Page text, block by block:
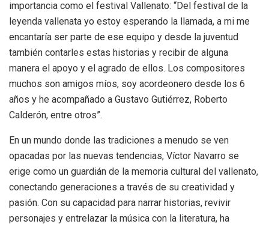
importancia como el festival Vallenato: “Del festival de la
leyenda vallenata yo estoy esperando la llamada, a mi me
encantaría ser parte de ese equipo y desde la juventud
también contarles estas historias y recibir de alguna
manera el apoyo y el agrado de ellos. Los compositores
muchos son amigos míos, soy acordeonero desde los 6
años y he acompañado a Gustavo Gutiérrez, Roberto
Calderón, entre otros”.
En un mundo donde las tradiciones a menudo se ven
opacadas por las nuevas tendencias, Víctor Navarro se
erige como un guardián de la memoria cultural del vallenato,
conectando generaciones a través de su creatividad y
pasión. Con su capacidad para narrar historias, revivir
personajes y entrelazar la música con la literatura, ha